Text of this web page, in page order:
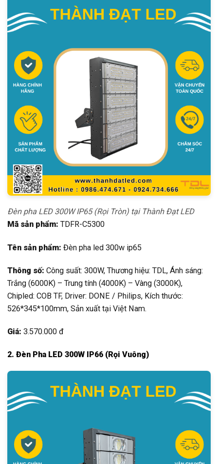
Đèn pha LED 300W IP65 (Rọi Tròn) tại Thành Đạt LED
Mã sản phẩm: TDFR-C5300
Tên sản phẩm: Đèn pha led 300w ip65
Thông số: Công suất: 300W, Thương hiệu: TDL, Ánh sáng:
Trắng (6000K) – Trung tính (4000K) – Vàng (3000K),
Chipled: COB TF, Driver: DONE / Philips, Kích thước:
526*345*100mm, Sản xuất tại Việt Nam.
Giá: 3.570.000 đ
2. Đèn Pha LED 300W IP66 (Rọi Vuông)